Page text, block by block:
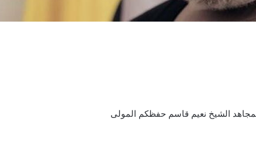
الشيخ نعيم قاسم حفظكم المولى